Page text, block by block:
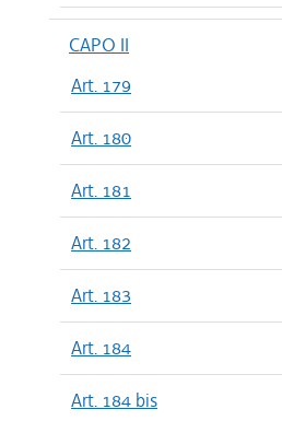
CAPO II
Art. 179
Art. 180
Art. 181
Art. 182
Art. 183
Art. 184
Art. 184 bis